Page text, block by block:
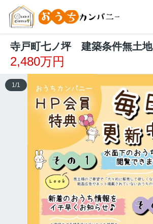
寺戸町七ノ坪 建築条件無土地
2,480万円
1 /1